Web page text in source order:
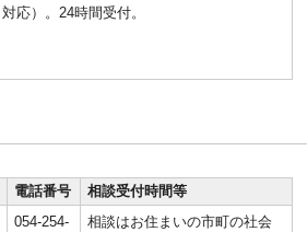
対応）。24時間受付。
電話番号
相談受付時間等
054-254-
相談はお住まいの市町の社会